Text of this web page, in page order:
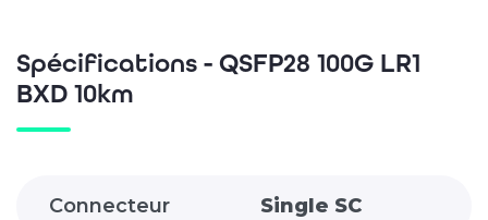
Spécifications - QSFP28 100G LR1
BXD 10km
Connecteur Single SC